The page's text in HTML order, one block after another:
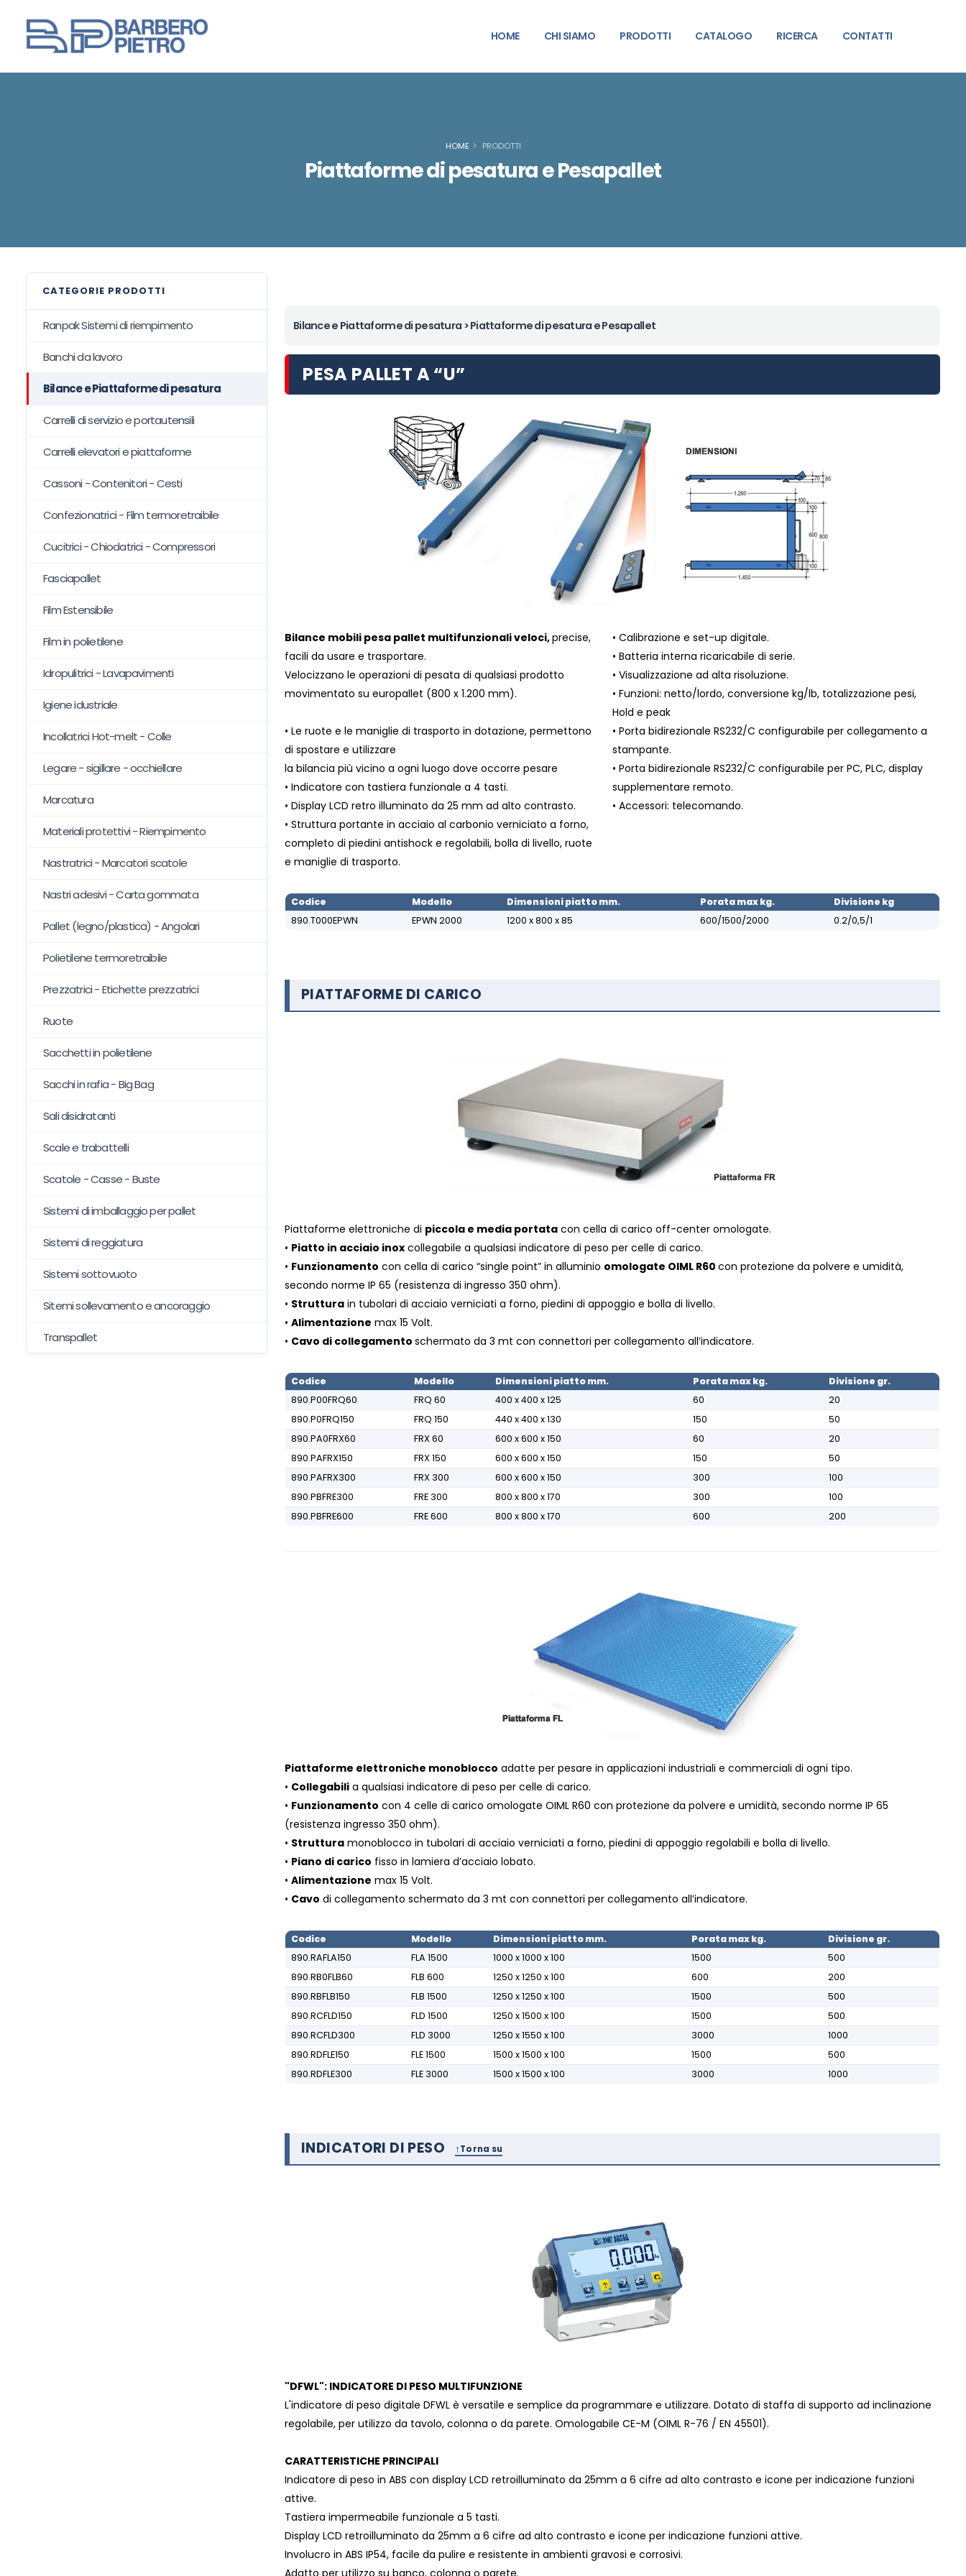
HOME CHI SIAMO PRODOTTI CATALOGO RICERCA CONTATTI
HOME PRODOTTI
Piattaforme di pesatura e Pesapallet
CATEGORIE PRODOTTI
Ranpak Sistemi di riempimento
Banchi da lavoro
Bilance e Piattaforme di pesatura
Carrelli di servizio e portautensili
Carrelli elevatori e piattaforme
Cassoni - Contenitori - Cesti
Confezionatrici - Film termoretraibile
Cucitrici - Chiodatrici - Compressori
Fasciapallet
Film Estensibile
Film in polietilene
Idropulitrici - Lavapavimenti
Igiene idustriale
Incollatrici Hot-melt - Colle
Legare - sigillare - occhiellare
Marcatura
Materiali protettivi - Riempimento
Nastratrici - Marcatori scatole
Nastri adesivi - Carta gommata
Pallet (legno/plastica) - Angolari
Polietilene termoretraibile
Prezzatrici - Etichette prezzatrici
Ruote
Sacchetti in polietilene
Sacchi in rafia - Big Bag
Sali disidratanti
Scale e trabattelli
Scatole - Casse - Buste
Sistemi di imballaggio per pallet
Sistemi di reggiatura
Sistemi sottovuoto
Sitemi sollevamento e ancoraggio
Transpallet
Bilance e Piattaforme di pesatura > Piattaforme di pesatura e Pesapallet
PESA PALLET A “U”
Bilance mobili pesa pallet multifunzionali veloci,precise,
facili da usare e trasportare.
Velocizzano le operazioni di pesata di qualsiasi prodotto
movimentato su europallet (800 x 1.200 mm).
• Le ruote e le maniglie di trasporto in dotazione, permettono
di spostare e utilizzare
la bilancia più vicino a ogni luogo dove occorre pesare
• Indicatore con tastiera funzionale a 4 tasti.
• Display LCD retro illuminato da 25 mm ad alto contrasto.
• Struttura portante in acciaio al carbonio verniciato a forno,
completo di piedini antishock e regolabili, bolla di livello, ruote
e maniglie di trasporto.
• Calibrazione e set-up digitale.
• Batteria interna ricaricabile di serie.
• Visualizzazione ad alta risoluzione.
• Funzioni: netto/lordo, conversione kg/lb, totalizzazione pesi,
Hold e peak
• Porta bidirezionale RS232/C configurabile per collegamento a
stampante.
• Porta bidirezionale RS232/C configurabile per PC, PLC, display
supplementare remoto.
• Accessori: telecomando.
Codice Modello Dimensioni piatto mm. Porata max kg.
Divisione kg
890.T000EPWN
EPWN 2000 1200 x 800 x 85 600/1500/2000 0.2/0,5/1
PIATTAFORME DI CARICO
Piattaforme elettroniche di piccola e media portata con cella di carico off-center omologate.
• Piatto in acciaio inox collegabile a qualsiasi indicatore di peso per celle di carico.
• Funzionamento con cella di carico “single point” in alluminio omologate OIML R60 con protezione da polvere e umidità,
secondo norme IP 65 (resistenza di ingresso 350 ohm).
• Struttura in tubolari di acciaio verniciati a forno, piedini di appoggio e bolla di livello.
• Alimentazione max 15 Volt.
• Cavo di collegamento schermato da 3 mt con connettori per collegamento all’indicatore.
Codice Modello Dimensioni piatto mm. Porata max kg.
Divisione gr.
890.P00FRQ60
FRQ 60 400 x 400 x 125 60
20
890.P0FRQ150
FRQ 150 440 x 400 x 130 150
50
890.PA0FRX60
FRX 60 600 x 600 x 150 60
20
890.PAFRX150
FRX 150 600 x 600 x 150 150
50
890.PAFRX300
FRX 300 600 x 600 x 150 300
100
890.PBFRE300
FRE 300 800 x 800 x 170 300
100
890.PBFRE600
FRE 600 800 x 800 x 170 600 200
Piattaforme elettroniche monoblocco adatte per pesare in applicazioni industriali e commerciali di ogni tipo.
• Collegabili a qualsiasi indicatore di peso per celle di carico.
• Funzionamento con 4 celle di carico omologate OIML R60 con protezione da polvere e umidità, secondo norme IP 65
(resistenza ingresso 350 ohm).
• Struttura monoblocco in tubolari di acciaio verniciati a forno, piedini di appoggio regolabili e bolla di livello.
• Piano di carico fisso in lamiera d’acciaio lobato.
• Alimentazione max 15 Volt.
• Cavo di collegamento schermato da 3 mt con connettori per collegamento all’indicatore.
Codice Modello Dimensioni piatto mm. Porata max kg.
Divisione gr.
890.RAFLA150
FLA 1500 1000 x 1000 x 100 1500
500
890.RB0FLB60
FLB 600 1250 x 1250 x 100 600
200
890.RBFLB150
FLB 1500 1250 x 1250 x 100 1500
500
890.RCFLD150
FLD 1500 1250 x 1500 x 100 1500
500
890.RCFLD300
FLD 3000 1250 x 1550 x 100 3000
1000
890.RDFLE150
FLE 1500 1500 x 1500 x 100 1500
500
890.RDFLE300
FLE 3000 1500 x 1500 x 100 3000 1000
INDICATORI DI PESO Torna su
"DFWL": INDICATORE DI PESO MULTIFUNZIONE
L'indicatore di peso digitale DFWL è versatile e semplice da programmare e utilizzare. Dotato di staffa di supporto ad inclinazione
regolabile, per utilizzo da tavolo, colonna o da parete. Omologabile CE-M (OIML R-76 / EN 45501).
CARATTERISTICHE PRINCIPALI
Indicatore di peso in ABS con display LCD retroilluminato da 25mm a 6 cifre ad alto contrasto e icone per indicazione funzioni
attive.
Tastiera impermeabile funzionale a 5 tasti.
Display LCD retroilluminato da 25mm a 6 cifre ad alto contrasto e icone per indicazione funzioni attive.
Involucro in ABS IP54, facile da pulire e resistente in ambienti gravosi e corrosivi.
Adatto per utilizzo su banco, colonna o parete.